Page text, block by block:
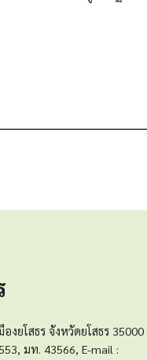
งยโสธร จังหวัดยโสธร 35000
มท. 43566, E-mail :